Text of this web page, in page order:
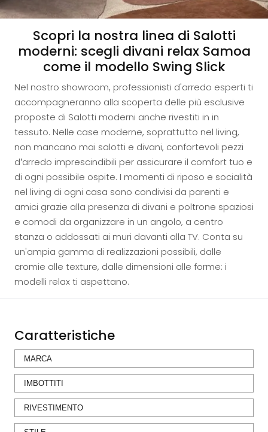
Scopri la nostra linea di Salotti
moderni: scegli divani relax Samoa
come il modello Swing Slick
Nel nostro showroom, professionisti d'arredo esperti ti
accompagneranno alla scoperta delle più esclusive
proposte di Salotti moderni anche rivestiti in in
tessuto. Nelle case moderne, soprattutto nel living,
non mancano mai salotti e divani, confortevoli pezzi
d’arredo imprescindibili per assicurare il comfort tuo e
di ogni possibile ospite. I momenti di riposo e socialità
nel living di ogni casa sono condivisi da parenti e
amici grazie alla presenza di divani e poltrone spaziosi
e comodi da organizzare in un angolo, a centro
stanza o addossati ai muri davanti alla TV. Conta su
un'ampia gamma di realizzazioni possibili, dalle
cromie alle texture, dalle dimensioni alle forme: i
modelli relax ti aspettano.
Caratteristiche
MARCA
IMBOTTITI
RIVESTIMENTO